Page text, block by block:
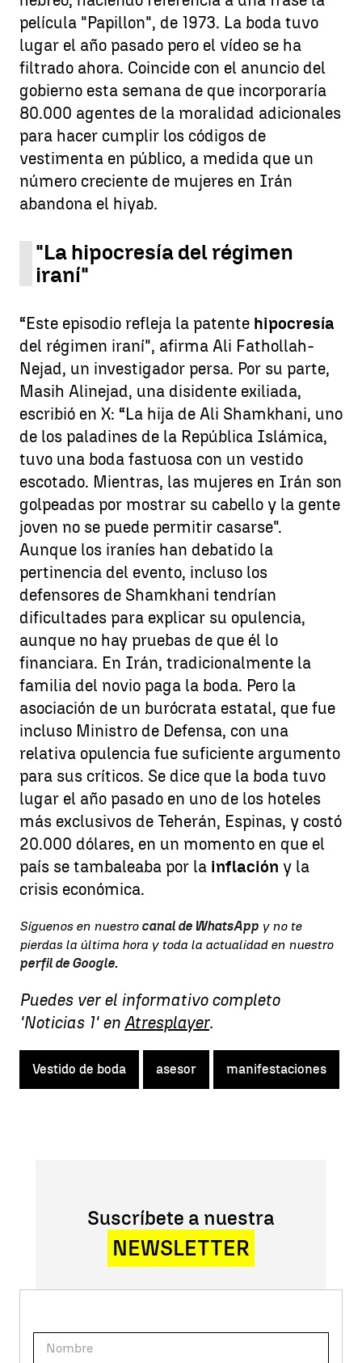
película "Papillon", de 1973. La boda tuvo
lugar el año pasado pero el vídeo se ha
filtrado ahora. Coincide con el anuncio del
gobierno esta semana de que incorporaría
80.000 agentes de la moralidad adicionales
para hacer cumplir los códigos de
vestimenta en público, a medida que un
número creciente de mujeres en Irán
abandona el hiyab.
"La hipocresía del régimen
iraní"
“Este episodio refleja la patente hipocresía
del régimen iraní", afirma Ali Fathollah-
Nejad, un investigador persa. Por su parte,
Masih Alinejad, una disidente exiliada,
escribió en X: “La hija de Ali Shamkhani, uno
de los paladines de la República Islámica,
tuvo una boda fastuosa con un vestido
escotado. Mientras, las mujeres en Irán son
golpeadas por mostrar su cabello y la gente
joven no se puede permitir casarse".
Aunque los iraníes han debatido la
pertinencia del evento, incluso los
defensores de Shamkhani tendrían
dificultades para explicar su opulencia,
aunque no hay pruebas de que él lo
financiara. En Irán, tradicionalmente la
familia del novio paga la boda. Pero la
asociación de un burócrata estatal, que fue
incluso Ministro de Defensa, con una
relativa opulencia fue suficiente argumento
para sus críticos. Se dice que la boda tuvo
lugar el año pasado en uno de los hoteles
más exclusivos de Teherán, Espinas, y costó
20.000 dólares, en un momento en que el
país se tambaleaba por la inflación y la
crisis económica.
Síguenos en nuestro canal de WhatsApp y no te
pierdas la última hora y toda la actualidad en nuestro
perfil de Google.
Puedes ver el informativo completo
'Noticias 1' en Atresplayer.
Vestido de boda asesor manifestaciones
Suscríbete a nuestra
NEWSLETTER